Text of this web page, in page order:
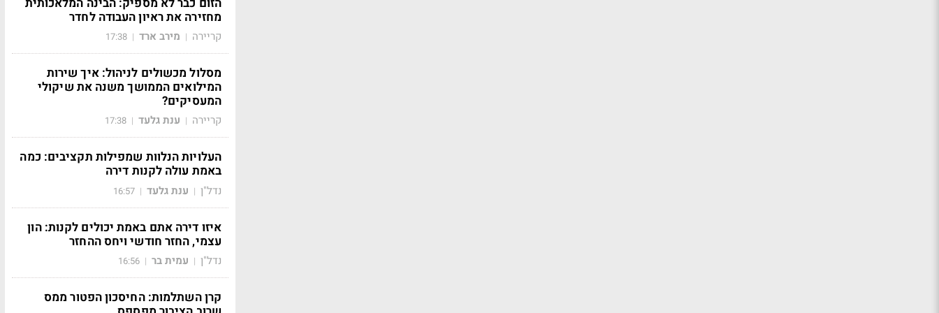
מחזירה את ראיון העבודה לחדר
קריירה | מירב ארד |
17:38
מסלול מכשולים לניהול: איך שירות
המילואים הממושך משנה את שיקולי
המעסיקים?
קריירה | ענת גלעד |
17:38
העלויות הנלוות שמפילות תקציבים: כמה
באמת עולה לקנות דירה
נדל"ן | ענת גלעד |
16:57
איזו דירה אתם באמת יכולים לקנות: הון
עצמי, החזר חודשי ויחס ההחזר
נדל"ן | עמית בר |
16:56
קרן השתלמות: החיסכון הפטור ממס